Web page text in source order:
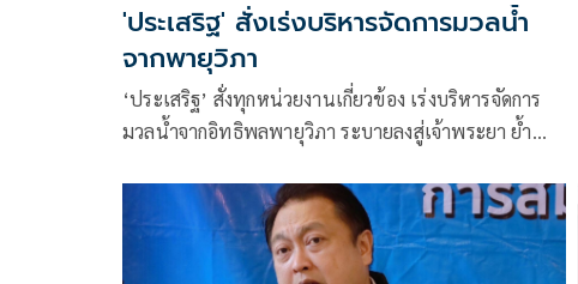
'ประเสริฐ' สั่งเร่งบริหารจัดการมวลน้ำ
จากพายุวิภา
‘ประเสริฐ’ สั่งทุกหน่วยงานเกี่ยวข้อง เร่งบริหารจัดการ
มวลน้ำจากอิทธิพลพายุวิภา ระบายลงสู่เจ้าพระยา ย้ำ